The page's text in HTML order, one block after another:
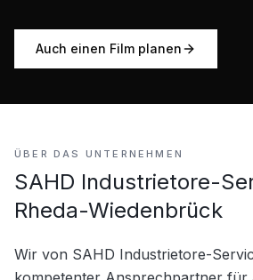
Auch einen Film planen
ÜBER DAS UNTERNEHMEN
SAHD Industrietore-
Rheda-Wiedenbrück
Wir von SAHD Industrietore-